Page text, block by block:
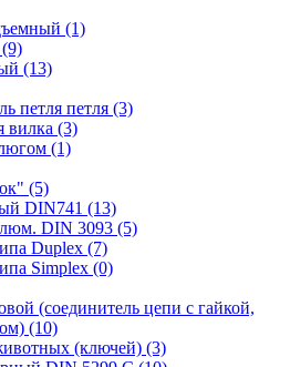
(1)
(9)
(13)
петля петля (3)
вилка (3)
(1)
(5)
DIN741 (13)
DIN 3093 (5)
Duplex (7)
Simplex (0)
(соединитель цепи с гайкой,
(10)
(ключей) (3)